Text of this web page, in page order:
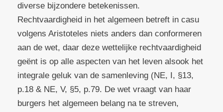
diverse bijzondere betekenissen.
Rechtvaardigheid in het algemeen betreft in casu
volgens Aristoteles niets anders dan conformeren
aan de wet, daar deze wettelijke rechtvaardigheid
geënt is op alle aspecten van het leven alsook het
integrale geluk van de samenleving (NE, I, §13,
p.18 & NE, V, §5, p.79. De wet vraagt van haar
burgers het algemeen belang na te streven,